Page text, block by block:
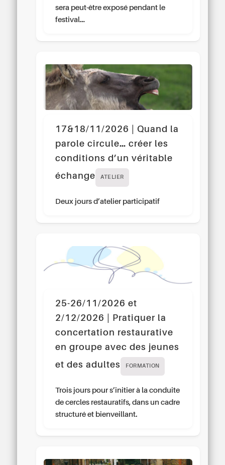
sera peut-être exposé pendant le
festival…
17&18/11/2026 | Quand la
parole circule… créer les
conditions d’un véritable
échange
ATELIER
Deux jours d’atelier participatif
25-26/11/2026 et
2/12/2026 | Pratiquer la
concertation restaurative
en groupe avec des jeunes
et des adultes
FORMATION
Trois jours pour s’initier à la conduite
de cercles restauratifs, dans un cadre
structuré et bienveillant.